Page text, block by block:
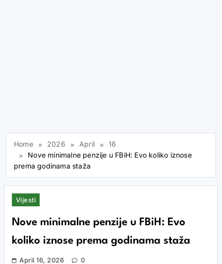
Home 2026 April
16
Nove minimalne penzije u FBiH: Evo koliko iznose
prema godinama staža
Vijesti
Nove minimalne penzije u FBiH: Evo
koliko iznose prema godinama staža
April 16, 2026 0